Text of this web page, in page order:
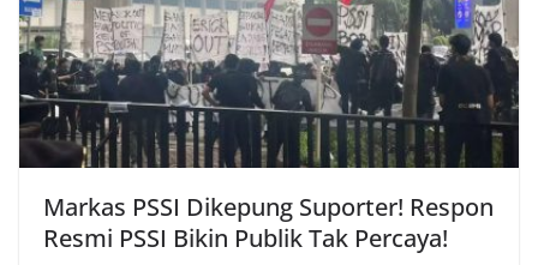
Markas PSSI Dikepung Suporter! Respon
Resmi PSSI Bikin Publik Tak Percaya!